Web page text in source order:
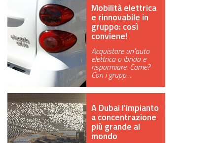
Mobilità elettrica
e rinnovabile in
gruppo: così
conviene!
Acquistare un'auto
elettrica o ibrida e
risparmiare. Come?
Con i grupp…
A Dubai l'impianto
a concentrazione
più grande al
mondo